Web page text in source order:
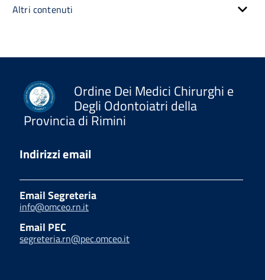
Altri contenuti
Ordine Dei Medici Chirurghi e
Degli Odontoiatri della
Provincia di Rimini
Indirizzi email
Email Segreteria
info@omceo.rn.it
Email PEC
segreteria.rn@pec.omceo.it